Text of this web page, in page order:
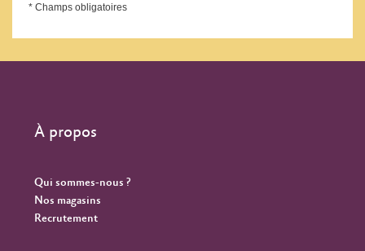
* Champs obligatoires
À propos
Qui sommes-nous ?
Nos magasins
Recrutement